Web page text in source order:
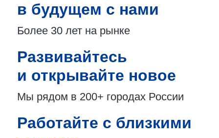
в будущем с нами
Более 30 лет на рынке
Развивайтесь
и открывайте новое
Мы рядом в 200+ городах России
Работайте с близкими